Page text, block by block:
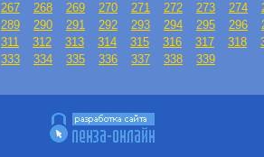
267 268 269 270 271 272 273 274
289 290 291 292 293 294 295 296
311 312 313 314 315 316 317 318
333 334 335 336 337 338 339